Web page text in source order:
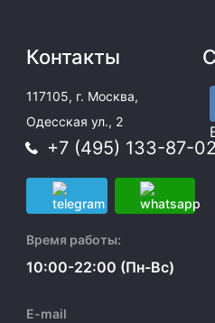
Контакты
117105, г. Москва,
Одесская ул., 2
+7 (495) 133-87-02
Время работы:
10:00-22:00 (Пн-Вс)
E-mail